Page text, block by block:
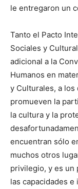
le entregaron un
Tanto el Pacto
Sociales y
adicional a la
Humanos en
y Culturales, a los
promueven la
la cultura y la
encuentran sólo
muchos otros
privilegio, y es un
las capacidades